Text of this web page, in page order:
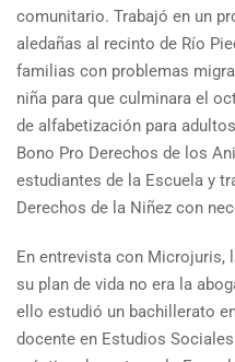
comunitario. Trabajó en un
aledañas al recinto de Río
familias con problemas
niña para que culminara el
de alfabetización para
Bono Pro Derechos de los
estudiantes de la Escuela y
Derechos de la Niñez con
En entrevista con Microjuris,
su plan de vida no era la
ello estudió un bachillerato
docente en Estudios